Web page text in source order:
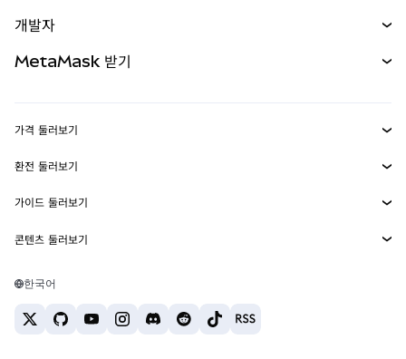
무기한 선물
실물자산
개발자
MetaMask Connect
Snaps
웹3 서비스
MetaMask 받기
보안
고객 지원
채용
가격 둘러보기
이더리움 가격
솔라나 가격
테더 가격
환전 둘러보기
ETH를 USD로 환전
USDT를 INR로 환전
BTC를 INR로 환전
ETH를 USDT로 환전
가이드 둘러보기
ETH 매수
USDT 매수
콘텐츠 둘러보기
솔라나 지갑
한국어